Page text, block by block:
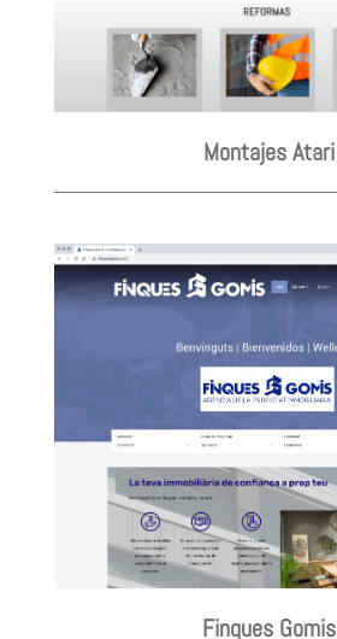
Montajes Atari
Finques Gomis